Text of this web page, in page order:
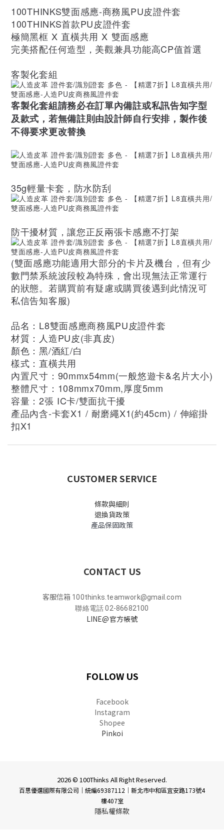
100THINKS雙面感應-商務風PU皮證件套
100THINKS首款PU皮證件套
極簡黑框 X 直橫共用 X 雙面感應
完美搭配任何造型，美觀兼具功能高CP值首選
客製化套組
客製化套組請務必在訂單內備註或私訊告知字型
及款式，若無備註則由設計師自行安排，製作後
不得要求更改替換
35g輕量卡套，防水防刮
防干擾材質，讓您正反兩張卡感應不打架
(雙面感應功能適用大部分的卡片及機台，但有少
數門禁系統波段較為特殊，會出現無法正常運行
的狀態。若購買前有疑慮或購買後遇到此情況可
私信告知客服)
品名：L8雙面感應商務風PU皮證件套
材質：人造PU皮(非真皮)
顏色：黑/酒紅/白
樣式：直橫共用
內置尺寸：90mmx54mm(一般悠遊卡&名片大小)
整體尺寸：108mmx70mm,厚度5mm
容量：2張 IC卡/雙面抗干擾
產品內含-卡套X1 / 耐磨繩X1(約45cm) / 伸縮掛
扣X1
CUSTOMER SERVICE
條款與細則
退換貨政策
產品保固政策
CONTACT US
客服信箱 100thinks.teamwork@gmail.com
聯絡電話 02-86682100
LINE@官方帳號
FOLLOW US
Facebook
Instagram
Shopee
Pinkoi
2026 © 100Thinks All Right Reserved.
百思優選國際有限公司｜統編69387112 ｜ 新北市中和區宜安路173號4
樓407室
隱私權條款